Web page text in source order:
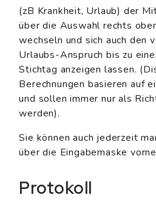
(zB Krankheit, Urlaub) der
über die Auswahl rechts
wechseln und sich auch den
Urlaubs-Anspruch bis zu
Stichtag anzeigen lassen.
Berechnungen basieren auf
und sollen immer nur als
werden).
Sie können auch jederzeit
über die Eingabemaske
Protokoll